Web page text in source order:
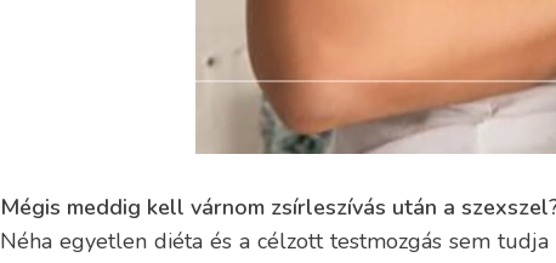
Mégis meddig kell várnom zsírleszívás után a
Néha egyetlen diéta és a célzott testmozgás sem